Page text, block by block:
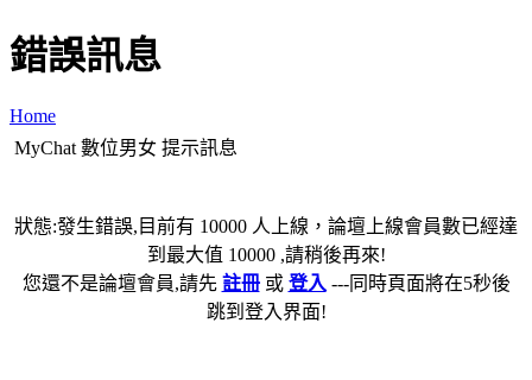
錯誤訊息
Home
MyChat 數位男女 提示訊息
狀態:發生錯誤,目前有 10000 人上線，論壇上線會員數已經達
到最大值 10000 ,請稍後再來!
您還不是論壇會員,請先 註冊或 登入 ---同時頁面將在5秒後
跳到登入界面!